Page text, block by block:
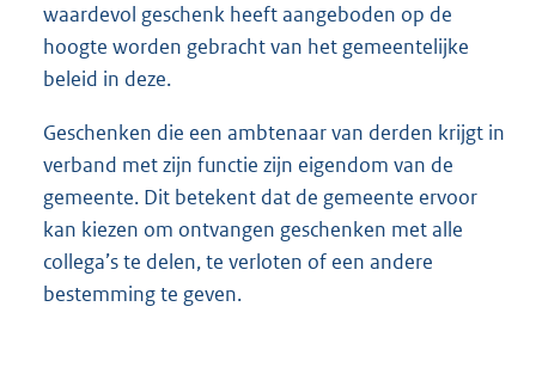
waardevol geschenk heeft aangeboden op de
hoogte worden gebracht van het gemeentelijke
beleid in deze.
Geschenken die een ambtenaar van derden krijgt in
verband met zijn functie zijn eigendom van de
gemeente. Dit betekent dat de gemeente ervoor
kan kiezen om ontvangen geschenken met alle
collega’s te delen, te verloten of een andere
bestemming te geven.